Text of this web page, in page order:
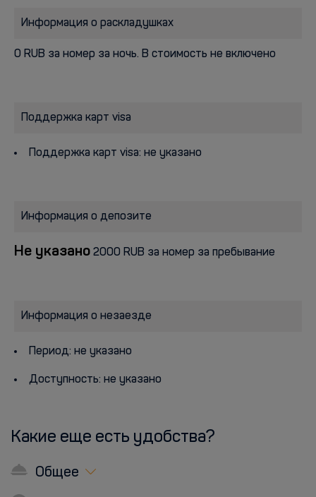
Информация о раскладушках
0 RUB за номер за ночь. В стоимость не включено
Поддержка карт visa
Поддержка карт visa: не указано
Информация о депозите
Не указано 2000 RUB за номер за пребывание
Информация о незаезде
Период: не указано
Доступность: не указано
Какие еще есть удобства?
Общее